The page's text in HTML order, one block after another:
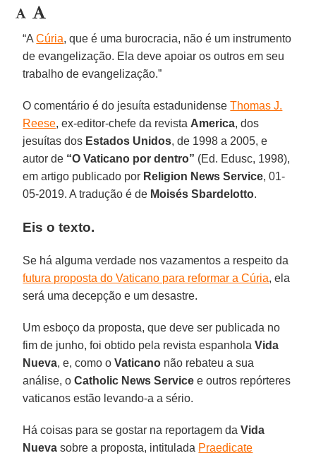
“ACúria, que é uma burocracia, não é um instrumento
de evangelização. Ela deve apoiar os outros em seu
trabalho de evangelização.”
O comentário é do jesuíta estadunidenseThomas J.
Reese, ex-editor-chefe da revista America, dos
jesuítas dos Estados Unidos, de 1998 a 2005, e
autor de “O Vaticano por dentro” (Ed. Edusc, 1998),
em artigo publicado por Religion News Service, 01-
05-2019. A tradução é de Moisés Sbardelotto.
Eis o texto.
Se há alguma verdade nos vazamentos a respeito da
futura proposta do Vaticano para reformar a Cúria, ela
será uma decepção e um desastre.
Um esboço da proposta, que deve ser publicada no
fim de junho, foi obtido pela revista espanholaVida
Nueva, e, como oVaticano não rebateu a sua
análise, oCatholic News Service e outros repórteres
vaticanos estão levando-a a sério.
Há coisas para se gostar na reportagem daVida
Nueva sobre a proposta, intitulada Praedicate